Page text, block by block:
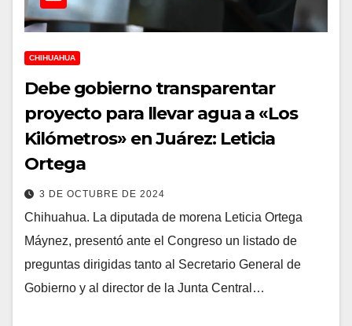
CHIHUAHUA
Debe gobierno transparentar
proyecto para llevar agua a «Los
Kilómetros» en Juárez: Leticia
Ortega
3 DE OCTUBRE DE 2024
Chihuahua. La diputada de morena Leticia Ortega
Máynez, presentó ante el Congreso un listado de
preguntas dirigidas tanto al Secretario General de
Gobierno y al director de la Junta Central…